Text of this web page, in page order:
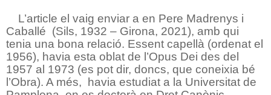
L’article el vaig enviar a en Pere Madrenys i
Caballé (Sils, 1932 – Girona, 2021), amb qui
tenia una bona relació. Essent capellà (ordenat el
1956), havia esta oblat de l’Opus Dei des del
1957 al 1973 (es pot dir, doncs, que coneixia bé
l’Obra). A més, havia estudiat a la Universitat de